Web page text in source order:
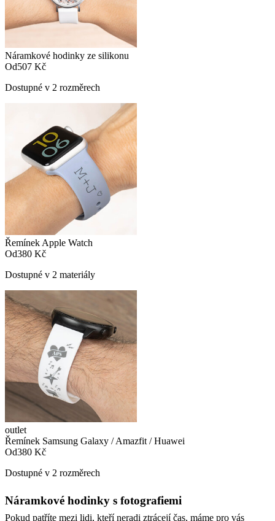
Náramkové hodinky ze silikonu
Od507 Kč
Dostupné v 2 rozměrech
Řemínek Apple Watch
Od380 Kč
Dostupné v 2 materiály
outlet
Řemínek Samsung Galaxy / Amazfit / Huawei
Od380 Kč
Dostupné v 2 rozměrech
Náramkové hodinky s fotografiemi
Pokud patříte mezi lidi, kteří neradi ztrácejí čas, máme pro vás